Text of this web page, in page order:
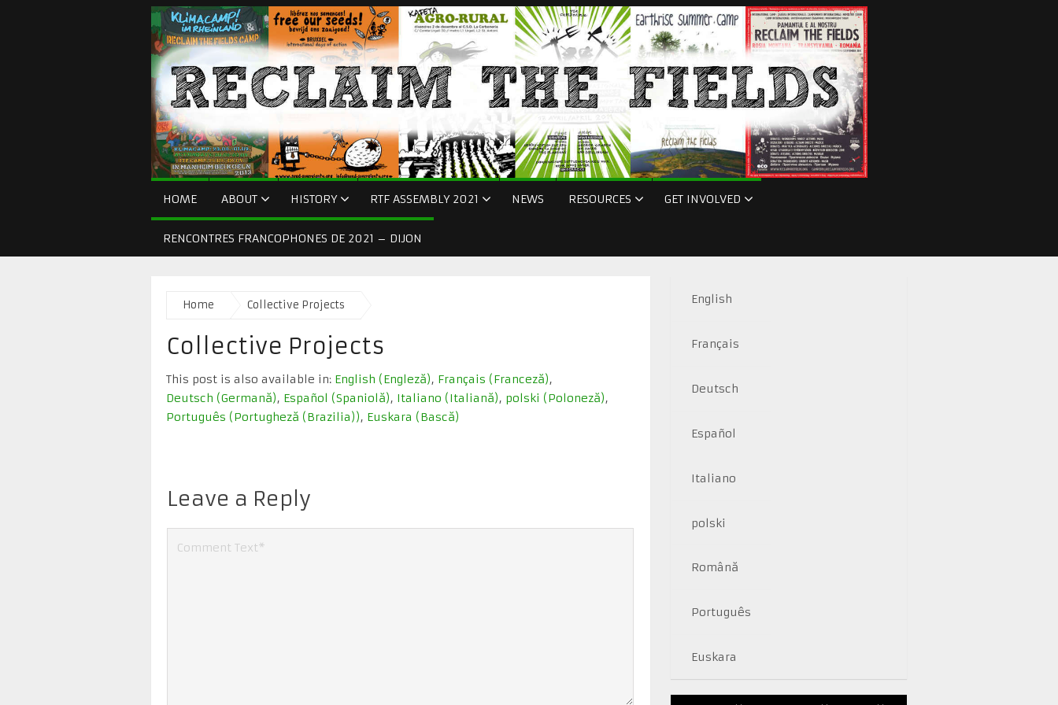
HOME ABOUT HISTORY RTF ASSEMBLY 2021 NEWS RESOURCES GET INVOLVED
RENCONTRES FRANCOPHONES DE 2021 – DIJON
Home Collective Projects
Collective Projects
This post is also available in: English (Engleză) Français (Franceză)
Deutsch (Germană) Español (Spaniolă) Italiano (Italiană) polski (Poloneză)
Português (Portugheză (Brazilia)) Euskara (Bască)
Leave a Reply
English
Français
Deutsch
Español
Italiano
polski
Română
Português
Euskara